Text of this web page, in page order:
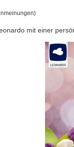
mit einer